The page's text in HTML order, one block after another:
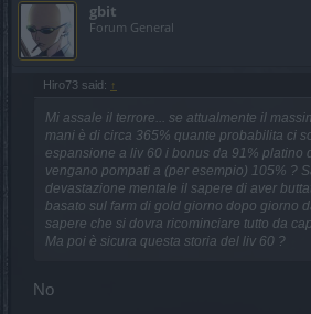
gbit
Forum General
Hiro73 said: ↑
Mi assale il terrore... se attualmente il
mani è di circa 365% quante probabilita ci
espansione a liv 60 i bonus da 91% platino
vengano pompati a (per esempio) 105% ?
devastazione mentale il sapere di aver
basato sul farm di gold giorno dopo giorno
sapere che si dovra ricominciare tutto da
Ma poi è sicura questa storia del liv 60 ?
No